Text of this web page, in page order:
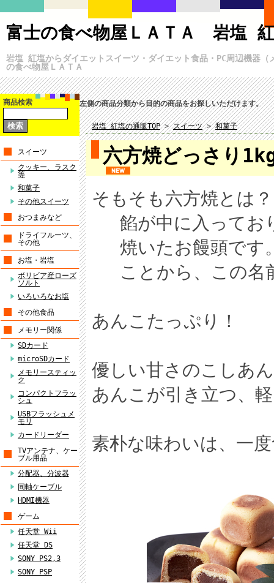
富士の食べ物屋ＬＡＴＡ 岩塩
岩塩 紅塩からダイエットスイーツ・ダイエット食品・PC周辺機器
の食べ物屋ＬＡＴＡ
商品検索
スイーツ
クッキー、ラスク
等
和菓子
その他スイーツ
おつまみなど
ドライフルーツ、
その他
お塩・岩塩
ボリビア産ローズ
ソルト
いろいろなお塩
その他食品
メモリー関係
SDカード
microSDカード
メモリースティッ
ク
コンパクトフラッ
シュ
USBフラッシュメ
モリ
カードリーダー
TVアンテナ、ケー
ブル用品
分配器、分波器
同軸ケーブル
HDMI機器
ゲーム
任天堂 Wii
任天堂 DS
SONY PS2,3
SONY PSP
左側の商品分類から目的の商品をお探しいただけます。
岩塩 紅塩の通販TOP>スイーツ>和菓子
六方焼どっさり
そもそも六方焼とは？
餡が中に入ってお
焼いたお饅頭です
ことから、この名
あんこたっぷり！
優しい甘さのこしあん
あんこが引き立つ、
素朴な味わいは、一